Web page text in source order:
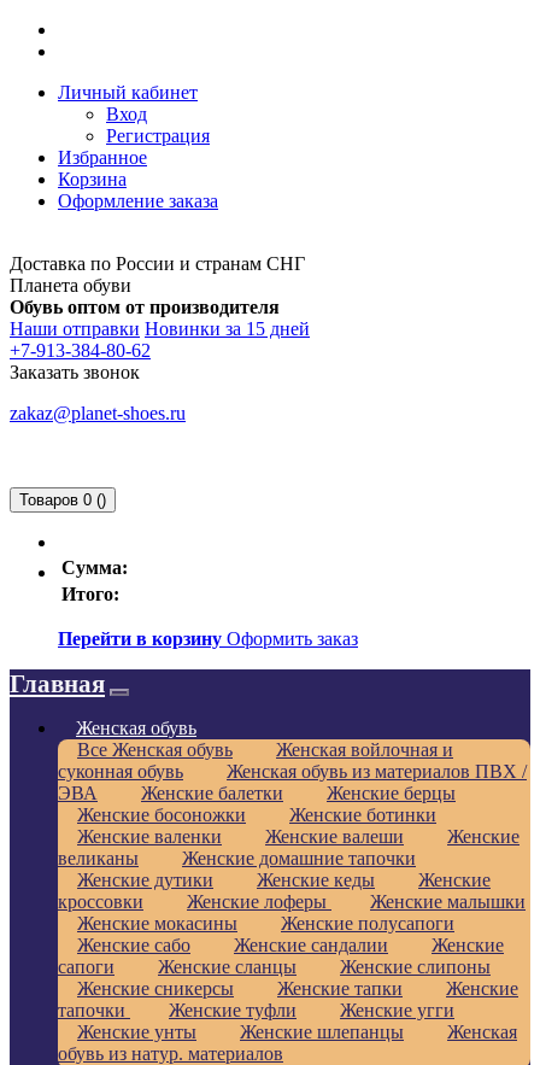
Личный кабинет
Вход
Регистрация
Избранное
Корзина
Оформление заказа
Доставка по России и странам СНГ
Планета обуви
Обувь оптом от производителя
Наши отправки Новинки за 15 дней
+7-913-384-80-62
Заказать звонок
zakaz@planet-shoes.ru
Товаров 0 ()
Сумма:
Итого:
Перейти в корзину Оформить заказ
Главная
Женская обувь
Все Женская обувь
Женская войлочная и
суконная обувь
Женская обувь из материалов ПВХ /
ЭВА
Женские балетки
Женские берцы
Женские босоножки
Женские ботинки
Женские валенки
Женские валеши
Женские
великаны
Женские домашние тапочки
Женские дутики
Женские кеды
Женские
кроссовки
Женские лоферы
Женские малышки
Женские мокасины
Женские полусапоги
Женские сабо
Женские сандалии
Женские
сапоги
Женские сланцы
Женские слипоны
Женские сникерсы
Женские тапки
Женские
тапочки
Женские туфли
Женские угги
Женские унты
Женские шлепанцы
Женская
обувь из натур. материалов